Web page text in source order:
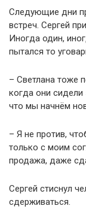
Следующие дни
встреч. Сергей
Иногда один,
пытался то
– Светлана тоже
когда они
что мы начнём
– Я не против,
только с моим
продажа, даже
Сергей стиснул
сдерживаться.